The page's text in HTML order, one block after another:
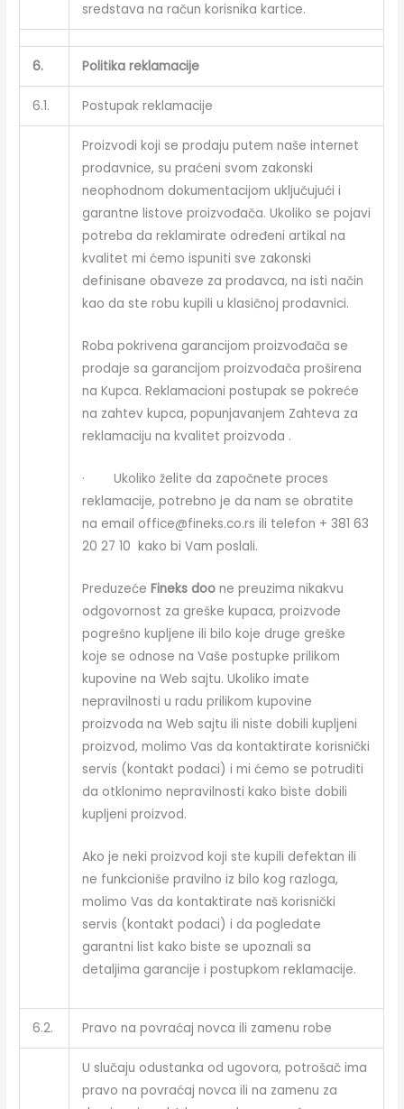
sredstava na račun korisnika kartice.
6. Politika reklamacije
6.1. Postupak reklamacije
Proizvodi koji se prodaju putem naše internet
prodavnice, su praćeni svom zakonski
neophodnom dokumentacijom uključujući i
garantne listove proizvođača. Ukoliko se pojavi
potreba da reklamirate određeni artikal na
kvalitet mi ćemo ispuniti sve zakonski
definisane obaveze za prodavca, na isti način
kao da ste robu kupili u klasičnoj prodavnici.
Roba pokrivena garancijom proizvođača se
prodaje sa garancijom proizvođača proširena
na Kupca. Reklamacioni postupak se pokreće
na zahtev kupca, popunjavanjem Zahteva za
reklamaciju na kvalitet proizvoda .
· Ukoliko želite da započnete proces
reklamacije, potrebno je da nam se obratite
na email office@fineks.co.rs ili telefon + 381 63
20 27 10 kako bi Vam poslali.
Preduzeće Fineks doone preuzima nikakvu
odgovornost za greške kupaca, proizvode
pogrešno kupljene ili bilo koje druge greške
koje se odnose na Vaše postupke prilikom
kupovine na Web sajtu. Ukoliko imate
nepravilnosti u radu prilikom kupovine
proizvoda na Web sajtu ili niste dobili kupljeni
proizvod, molimo Vas da kontaktirate korisnički
servis (kontakt podaci) i mi ćemo se potruditi
da otklonimo nepravilnosti kako biste dobili
kupljeni proizvod.
Ako je neki proizvod koji ste kupili defektan ili
ne funkcioniše pravilno iz bilo kog razloga,
molimo Vas da kontaktirate naš korisnički
servis (kontakt podaci) i da pogledate
garantni list kako biste se upoznali sa
detaljima garancije i postupkom reklamacije.
6.2. Pravo na povraćaj novca ili zamenu robe
U slučaju odustanka od ugovora, potrošač ima
pravo na povraćaj novca ili na zamenu za